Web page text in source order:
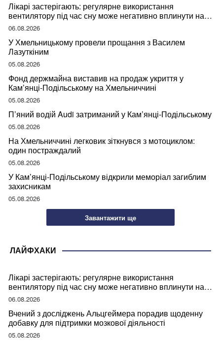
Лікарі застерігають: регулярне використання
вентилятору під час сну може негативно вплинути на
ваше здоров’я
06.08.2026
У Хмельницькому провели прощання з Василем
Лазуткіним
05.08.2026
Фонд держмайна виставив на продаж укриття у
Кам’янці-Подільському на Хмельниччині
05.08.2026
П’яний водій Audi затриманий у Кам’янці-Подільському
05.08.2026
На Хмельниччині легковик зіткнувся з мотоциклом:
один постраждалий
05.08.2026
У Кам’янці-Подільському відкрили меморіал загиблим
захисникам
05.08.2026
Завантажити ще
ЛАЙФХАКИ
Лікарі застерігають: регулярне використання
вентилятору під час сну може негативно вплинути на
ваше здоров’я
06.08.2026
Вчений з досліджень Альцгеймера порадив щоденну
добавку для підтримки мозкової діяльності
05.08.2026